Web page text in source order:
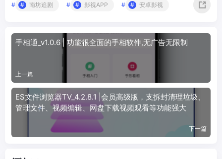
# 南坊追剧 # 影视APP # 安卓影视
手相通_v1.0.6 | 功能很全面的手相软件,无广告无限制
上一篇
ES文件浏览器TV_4.2.8.1 |会员高级版，支拆封清理垃圾、
管理文件、视频编辑、网盘下载视频观看等功能强大
下一篇